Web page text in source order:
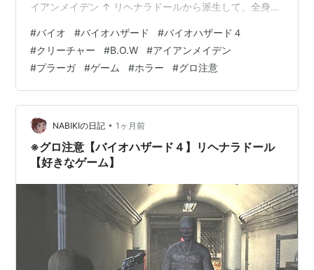
イアンメイデン ↑ リヘナラドールから派生して、全身に
名前の由来は実在した処刑器具の「アイアンメイデン」
より。 これは、元ネタとなった拷問具が処刑者を内側の
針で 串刺しにして処刑することが由来となっており、 数
少ないスペイン語が由来になっていないクリーチャーで
ある。 特徴： リヘナラドールにあった眼球は無くなって
いるが、 こ…
#バイオ #バイオハザード #バイオハザード４
#クリーチャー #B.O.W #アイアンメイデン
#プラーガ #ゲーム #ホラー #グロ注意
NABIKIの日記 • 1ヶ月前
※グロ注意【バイオハザード４】リヘナラドール
【好きなゲーム】